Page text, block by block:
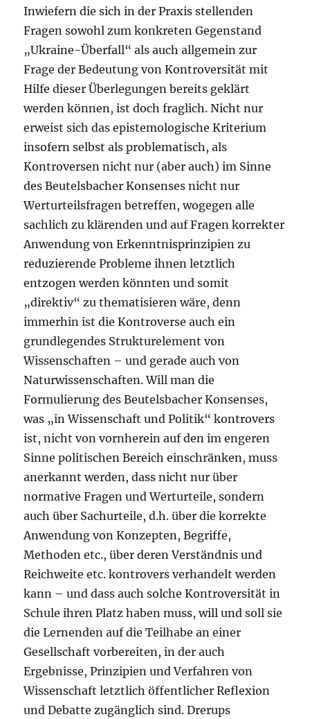
Inwiefern die sich in der Praxis stellenden
Fragen sowohl zum konkreten Gegenstand
„Ukraine-Überfall“ als auch allgemein zur
Frage der Bedeutung von Kontroversität mit
Hilfe dieser Überlegungen bereits geklärt
werden können, ist doch fraglich. Nicht nur
erweist sich das epistemologische Kriterium
insofern selbst als problematisch, als
Kontroversen nicht nur (aber auch) im Sinne
des Beutelsbacher Konsenses nicht nur
Werturteilsfragen betreffen, wogegen alle
sachlich zu klärenden und auf Fragen korrekter
Anwendung von Erkenntnisprinzipien zu
reduzierende Probleme ihnen letztlich
entzogen werden könnten und somit
„direktiv“ zu thematisieren wäre, denn
immerhin ist die Kontroverse auch ein
grundlegendes Strukturelement von
Wissenschaften – und gerade auch von
Naturwissenschaften. Will man die
Formulierung des Beutelsbacher Konsenses,
was „in Wissenschaft und Politik“ kontrovers
ist, nicht von vornherein auf den im engeren
Sinne politischen Bereich einschränken, muss
anerkannt werden, dass nicht nur über
normative Fragen und Werturteile, sondern
auch über Sachurteile, d.h. über die korrekte
Anwendung von Konzepten, Begriffe,
Methoden etc., über deren Verständnis und
Reichweite etc. kontrovers verhandelt werden
kann – und dass auch solche Kontroversität in
Schule ihren Platz haben muss, will und soll sie
die Lernenden auf die Teilhabe an einer
Gesellschaft vorbereiten, in der auch
Ergebnisse, Prinzipien und Verfahren von
Wissenschaft letztlich öffentlicher Reflexion
und Debatte zugänglich sind. Drerups